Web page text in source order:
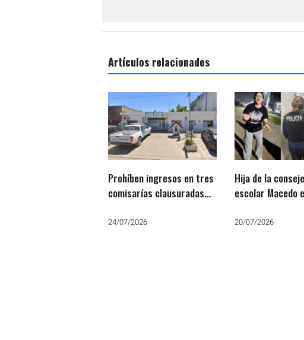
Artículos relacionados
Prohíben ingresos en tres
comisarías clausuradas
condiciones inhumanas
24/07/2026
Hija de la
escolar Macedo
vecina y
20/07/2026